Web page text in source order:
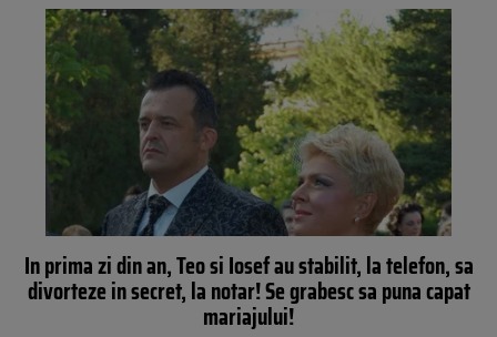
In prima zi din an, Teo si Iosef au stabilit, la telefon, sa
divorteze in secret, la notar! Se grabesc sa puna capat
mariajului!